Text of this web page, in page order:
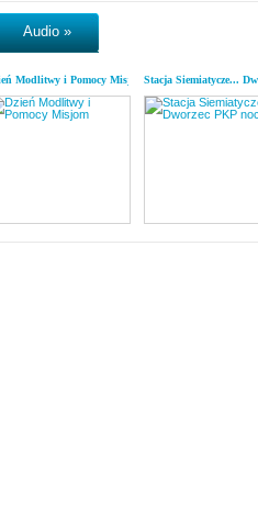
Audio »
Modlitwy i Pomocy MisjomStacja Siemiatycze...